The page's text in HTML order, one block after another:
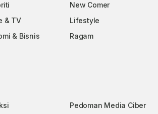
New Comer
& TV
Lifestyle
& Bisnis
Ragam
Pedoman Media Ciber